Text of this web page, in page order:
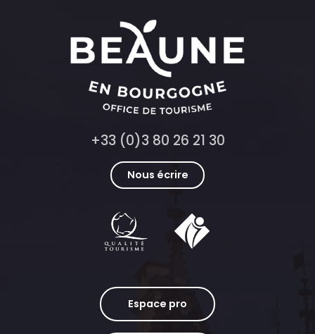
+33 (0)3 80 26 21 30
Nous écrire
Espace pro